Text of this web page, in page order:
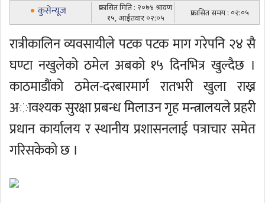
कुसेन्यूज
प्रकासित मिति : २०७४ श्रावण
१५, आईतवार ०२:०५
प्रकासित समय : ०२:०५
रात्रीकालिन व्यवसायीले पटक पटक माग गरेपनि २४ सै
घण्टा नखुलेको ठमेल अबको १५ दिनभित्र खुल्दैछ ।
काठमाडौंको ठमेल-दरबारमार्ग रातभरी खुला राख्न
अावश्यक सुरक्षा प्रबन्ध मिलाउन गृह मन्त्रालयले प्रहरी
प्रधान कार्यालय र स्थानीय प्रशासनलाई पत्राचार समेत
गरिसकेको छ ।